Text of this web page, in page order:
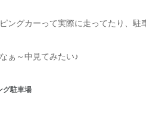
ングカーって実際に走ってたり、
ぁ～中見てみたい♪
グ駐車場